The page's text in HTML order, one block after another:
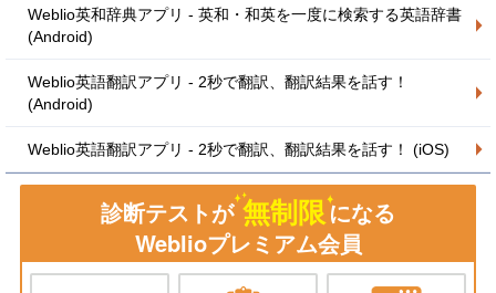
Weblio英和辞典アプリ - 英和・和英を一度に検索する英語辞書
(Android)
Weblio英語翻訳アプリ - 2秒で翻訳、翻訳結果を話す！
(Android)
Weblio英語翻訳アプリ - 2秒で翻訳、翻訳結果を話す！ (iOS)
診断テストが 無制限になる
Weblioプレミアム会員